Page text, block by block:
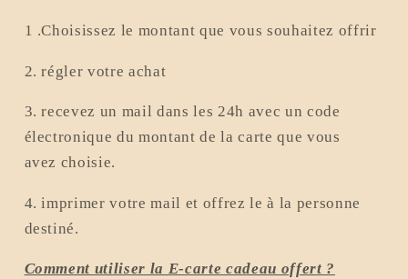
1 .Choisissez le montant que vous souhaitez offrir
2. régler votre achat
3. recevez un mail dans les 24h avec un code
électronique du montant de la carte que vous
avez choisie.
4. imprimer votre mail et offrez le à la personne
destiné.
Comment utiliser la E-carte cadeau offert ?